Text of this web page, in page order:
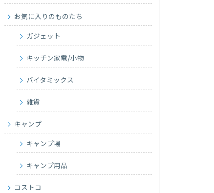
お気に入りのものたち
ガジェット
キッチン家電/小物
バイタミックス
雑貨
キャンプ
キャンプ場
キャンプ用品
コストコ